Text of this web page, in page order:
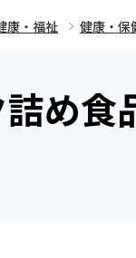
康・福祉 健康・保
め食